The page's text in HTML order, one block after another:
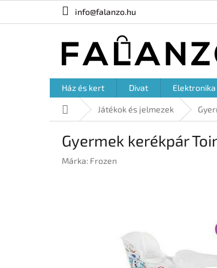
info@falanzo.hu
Ház és kert Divat Elektronika
KezdőlapJátékok és jelmezek
Gyermek kerékpár
Márka: Frozen